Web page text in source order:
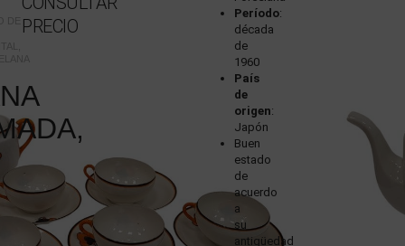
PRECIO
Período:
década
de
1960
País
de
origen:
Japón
Buen
estado
de
acuerdo
a
su
antigüedad